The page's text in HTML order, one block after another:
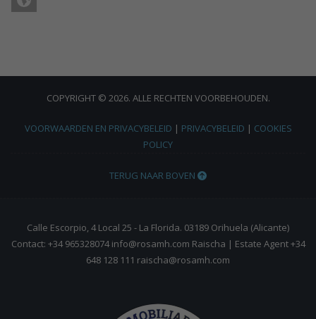
COPYRIGHT © 2026. ALLE RECHTEN VOORBEHOUDEN.
VOORWAARDEN EN PRIVACYBELEID | PRIVACYBELEID | COOKIES
POLICY
TERUG NAAR BOVEN
Calle Escorpio, 4 Local 25 - La Florida. 03189 Orihuela (Alicante)
Contact: +34 965328074 info@rosamh.com Raischa | Estate Agent +34
648 128 111 raischa@rosamh.com